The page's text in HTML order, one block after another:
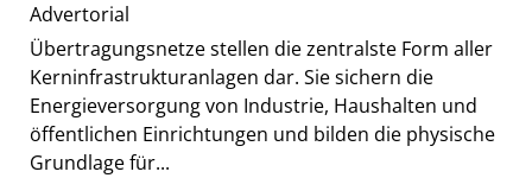
Advertorial
Übertragungsnetze stellen die zentralste Form aller
Kerninfrastrukturanlagen dar. Sie sichern die
Energieversorgung von Industrie, Haushalten und
öffentlichen Einrichtungen und bilden die physische
Grundlage für...